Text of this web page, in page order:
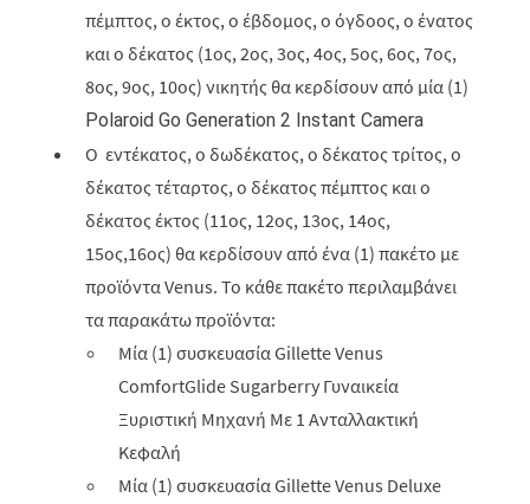
πέμπτος, ο έκτος, ο έβδομος, ο όγδοος, ο ένατος
και ο δέκατος (1ος, 2ος, 3ος, 4ος, 5ος, 6ος, 7ος,
8ος, 9ος, 10ος) νικητής θα κερδίσουν από μία (1)
Polaroid Go Generation 2 Instant Camera
O εντέκατος, ο δωδέκατος, ο δέκατος τρίτος, ο
δέκατος τέταρτος, ο δέκατος πέμπτος και ο
δέκατος έκτος (11ος, 12ος, 13ος, 14ος,
15ος,16ος) θα κερδίσουν από ένα (1) πακέτο με
προϊόντα Venus. Το κάθε πακέτο περιλαμβάνει
τα παρακάτω προϊόντα:
Μία (1) συσκευασία Gillette Venus
ComfortGlide Sugarberry Γυναικεία
Ξυριστική Μηχανή Με 1 Ανταλλακτική
Κεφαλή
Μία (1) συσκευασία Gillette Venus Deluxe